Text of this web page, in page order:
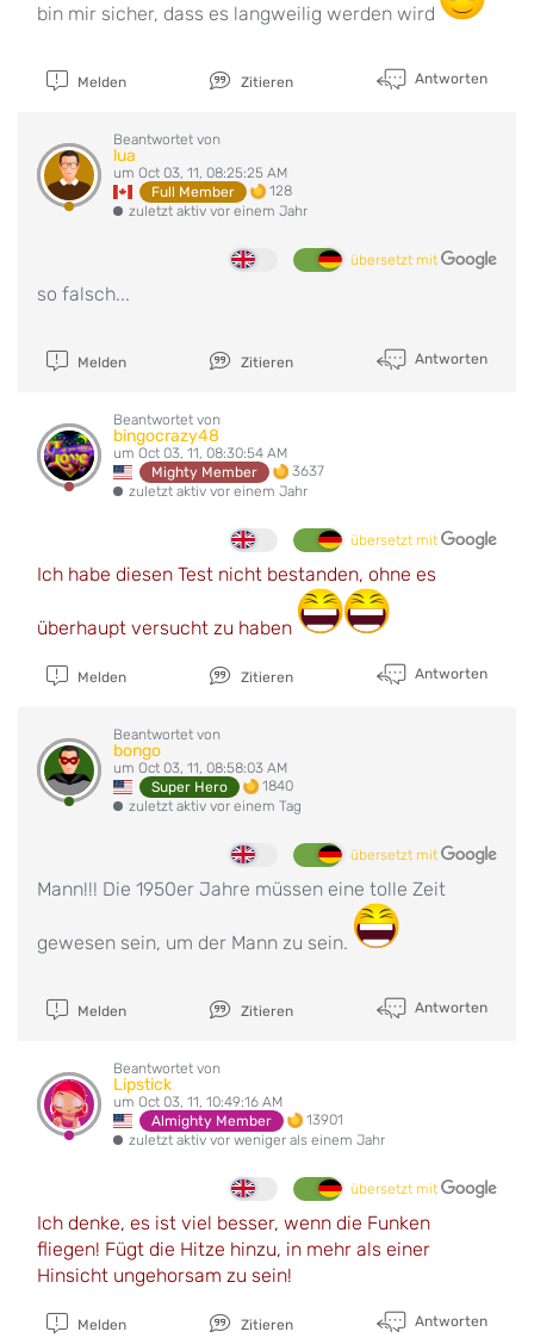
bin mir sicher, dass es langweilig werden wird
Melden Zitieren Antworten
Beantwortet von
lua
um Oct 03, 11, 08:25:25 AM
Full Member
128
zuletzt aktiv vor einem Jahr
übersetzt mit
so falsch...
Melden Zitieren Antworten
Beantwortet von
bingocrazy48
um Oct 03, 11, 08:30:54 AM
Mighty Member
3637
zuletzt aktiv vor einem Jahr
übersetzt mit
Ich habe diesen Test nicht bestanden, ohne es
überhaupt versucht zu haben
Melden Zitieren Antworten
Beantwortet von
bongo
um Oct 03, 11, 08:58:03 AM
Super Hero
1840
zuletzt aktiv vor einem Tag
übersetzt mit
Mann!!! Die 1950er Jahre müssen eine tolle Zeit
gewesen sein, um der Mann zu sein.
Melden Zitieren Antworten
Beantwortet von
Lipstick
um Oct 03, 11, 10:49:16 AM
Almighty Member
13901
zuletzt aktiv vor weniger als einem Jahr
übersetzt mit
Ich denke, es ist viel besser, wenn die Funken
fliegen! Fügt die Hitze hinzu, in mehr als einer
Hinsicht ungehorsam zu sein!
Melden Zitieren Antworten